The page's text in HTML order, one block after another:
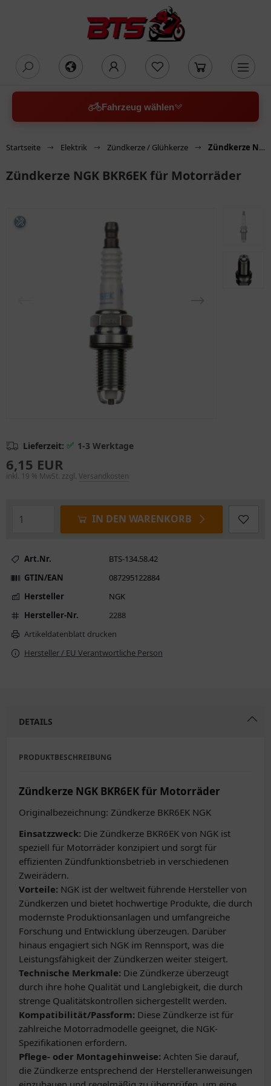
Fahrzeug wählen
Startseite Elektrik Zündkerze / Glühkerze Zündkerze NGK BKR6EK für Motorräder
Zündkerze NGK BKR6EK für Motorräder
Lieferzeit: ✅ 1-3 Werktage
6,15 EUR
inkl. 19 % MwSt. zzgl. Versandkosten
IN DEN WARENKORB
Art.Nr.
BTS-134.58.42
GTIN/EAN
087295122884
Hersteller
NGK
Hersteller-Nr.
2288
Artikeldatenblatt drucken
Hersteller / EU Verantwortliche Person
DETAILS
PRODUKTBESCHREIBUNG
Zündkerze NGK BKR6EK für Motorräder
Originalbezeichnung: Zündkerze BKR6EK NGK
Einsatzzweck: Die Zündkerze BKR6EK von NGK ist
speziell für Motorräder konzipiert und sorgt für
effizienten Zündfunktionsbetrieb in verschiedenen
Zweirädern.
Vorteile: NGK ist der weltweit führende Hersteller von
Zündkerzen und bietet hochwertige Produkte, die durch
modernste Produktionsanlagen und umfangreiche
Forschung und Entwicklung überzeugen. Darüber
hinaus engagiert sich NGK im Rennsport, was die
Leistungsfähigkeit der Zündkerzen weiter steigert.
Technische Merkmale: Die Zündkerze überzeugt
durch ihre hohe Qualität und Langlebigkeit, die durch
strenge Qualitätskontrollen sichergestellt werden.
Kompatibilität/Passform: Diese Zündkerze ist für
zahlreiche Motorradmodelle geeignet, die NGK-
Spezifikationen erfordern.
Pflege- oder Montagehinweise: Achten Sie darauf,
die Zündkerze entsprechend der Herstelleranweisungen